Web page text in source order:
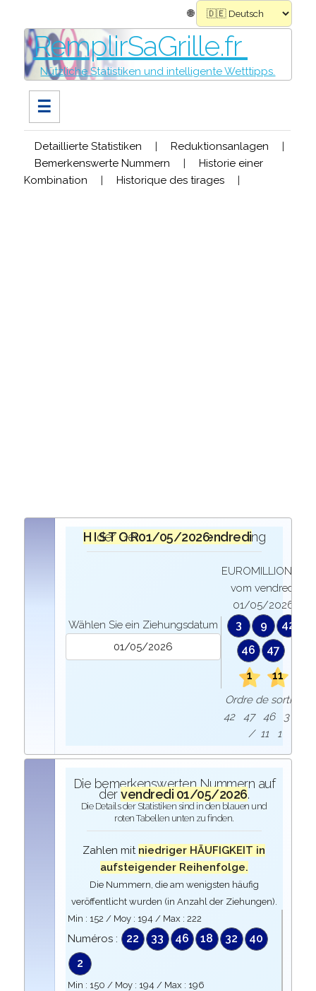
🌐
RemplirSaGrille.fr
Nützliche Statistiken und intelligente Wetttipps.
☰
Detaillierte Statistiken | Reduktionsanlagen
|
Bemerkenswerte Nummern
|
Historie einer
Kombination
| Historique des tirages |
H I S T O R I Q U E
bei der Ziehung der Gewinner des
vendredi 01/05/2026
Wählen Sie ein Ziehungsdatum
EUROMILLIONEN
vom vendredi
01/05/2026
3 9
42
46
47
1
11
Ordre de sortie :
42 47 46 3 9
/ 11 1
Die bemerkenswerten Nummern auf
dervendredi 01/05/2026.
Die Details der Statistiken sind in den blauen und
roten Tabellen unten zu finden.
Zahlen mit niedriger HÄUFIGKEIT in
aufsteigender Reihenfolge.
Die Nummern, die am wenigsten häufig
veröffentlicht wurden (in Anzahl der Ziehungen).
Min : 152 / Moy : 194 / Max : 222
Numéros : 22 33 46 18 32
40
2
Min : 150 / Moy : 194 / Max : 196